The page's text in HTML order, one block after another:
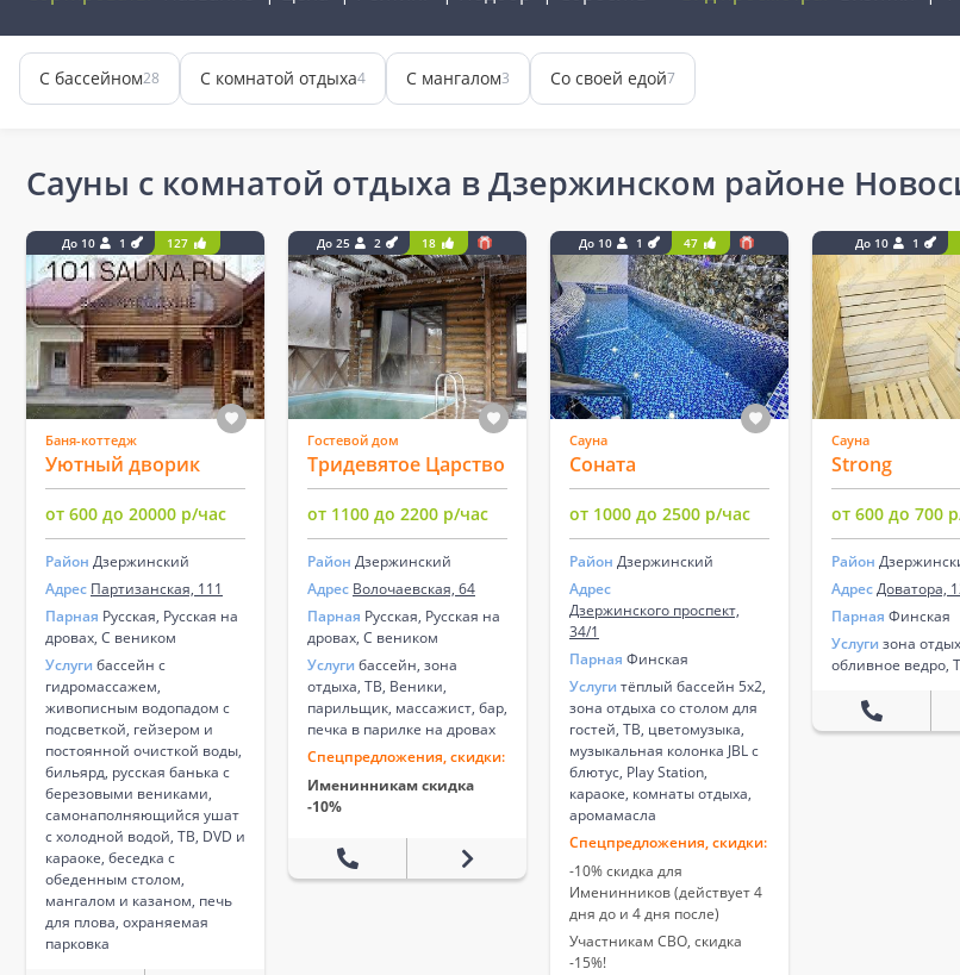
С бассейном28 С комнатой отдыха4 С мангалом3 Со своей едой7
Сауны с комнатой отдыха в Дзержинском районе
До 10 1 127
Баня-коттедж
Уютный дворик
от 600 до 20000 р/час
Район Дзержинский
Адрес Партизанская, 111
Парная Русская, Русская на
дровах, С веником
Услуги бассейн с
гидромассажем,
живописным водопадом с
подсветкой, гейзером и
постоянной очисткой воды,
бильярд, русская банька с
березовыми вениками,
самонаполняющийся ушат
с холодной водой, ТВ, DVD и
караоке, беседка с
обеденным столом,
мангалом и казаном, печь
для плова, охраняемая
парковка
До 25 2 18
Гостевой дом
Тридевятое Царство
от 1100 до 2200 р/час
Район Дзержинский
Адрес Волочаевская, 64
Парная Русская, Русская на
дровах, С веником
Услуги бассейн, зона
отдыха, ТВ, Веники,
парильщик, массажист, бар,
печка в парилке на дровах
Спецпредложения, скидки:
Именинникам скидка
-10%
До 10 1 47
Сауна
Соната
от 1000 до 2500 р/час
Район Дзержинский
Адрес
Дзержинского проспект,
34/1
Парная Финская
Услуги тёплый бассейн 5х2,
зона отдыха со столом для
гостей, ТВ, цветомузыка,
музыкальная колонка JBL с
блютус, Play Station,
караоке, комнаты отдыха,
аромамасла
Спецпредложения, скидки:
-10% скидка для
Именинников (действует 4
дня до и 4 дня после)
Участникам СВО, скидка
-15%!
До 10 1
Сауна
Strong
от 600 до 700
Район
АдресДоватора,
Парная Финская
Услуги зона
обливное ведро,